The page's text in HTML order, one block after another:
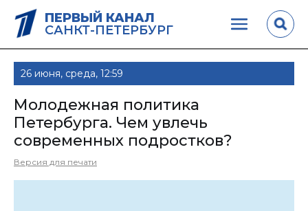
ПЕРВЫЙ КАНАЛ
САНКТ-ПЕТЕРБУРГ
26 июня, среда, 12:59
Молодежная политика
Петербурга. Чем увлечь
современных подростков?
Версия для печати